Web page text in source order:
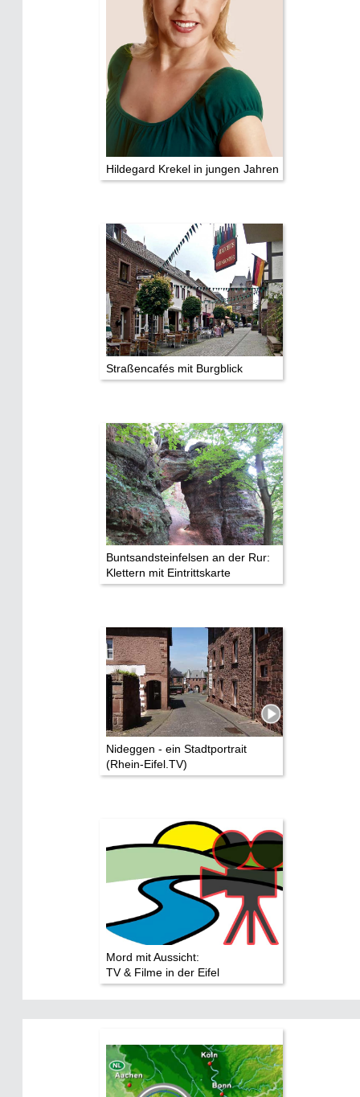
Hildegard Krekel in jungen Jahren
Straßencafés mit Burgblick
Buntsandsteinfelsen an der Rur:
Klettern mit Eintrittskarte
Nideggen - ein Stadtportrait
(Rhein-Eifel.TV)
Mord mit Aussicht:
TV & Filme in der Eifel